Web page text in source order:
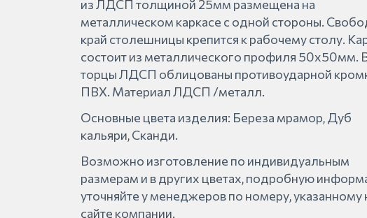
из ЛДСП толщиной 25мм размещена на
металлическом каркасе с одной стороны.
край столешницы крепится к рабочему столу.
состоит из металлического профиля 50х50мм.
торцы ЛДСП облицованы противоударной
ПВХ. Материал ЛДСП /металл.
Основные цвета изделия: Береза мрамор, Дуб
кальяри, Сканди.
Возможно изготовление по индивидуальным
размерам и в других цветах, подробную
уточняйте у менеджеров по номеру, указанному
сайте компании.